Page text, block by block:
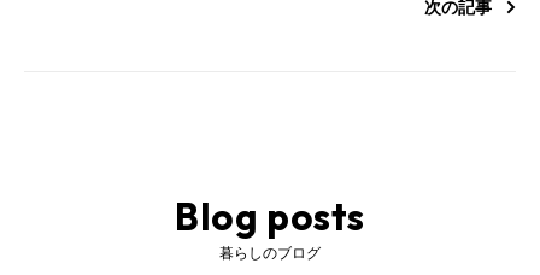
次の記事
Blog posts
暮らしのブログ